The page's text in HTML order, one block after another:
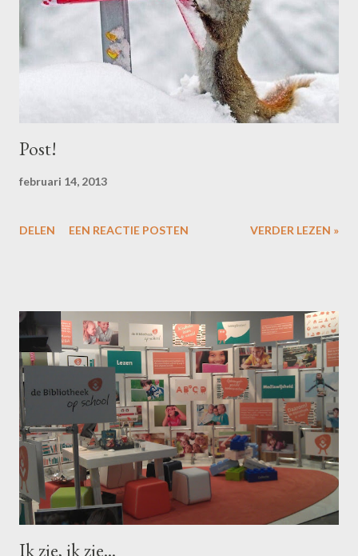
en warm voordroeg. Ter ere van haar afscheid als stadsdichter
zijn haar maandelijkse Portretgedichten gebundeld. Met die
opvallende foto's van Miep Jukkema en Bert Vanderveen. En
Post!
februari 14, 2013
DELEN EEN REACTIE POSTEN VERDER LEZEN »
Ik zie, ik zie...